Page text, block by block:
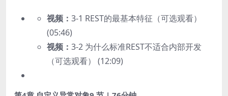
视频： 3-1 REST的最基本特征（可选观看）
(05:46)
视频： 3-2 为什么标准REST不适合内部开发
（可选观看） (12:09)